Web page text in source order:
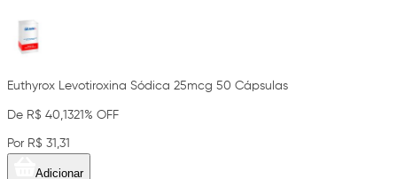
Euthyrox Levotiroxina Sódica 25mcg 50 Cápsulas
De R$ 40,1321% OFF
Por R$ 31,31
Adicionar